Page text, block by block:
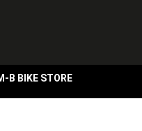
BIKE STORE